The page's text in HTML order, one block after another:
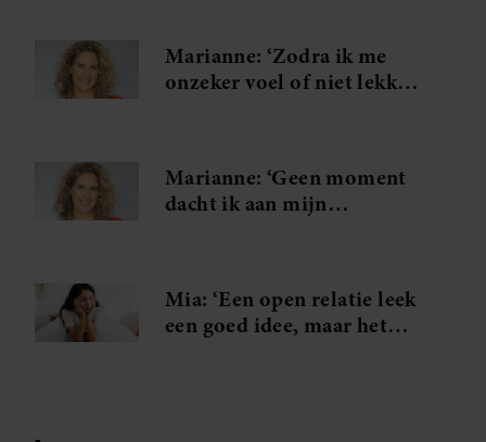
Marianne: ‘Zodra ik me
onzeker voel of niet lekker
Marianne: ‘Geen moment
dacht ik aan mijn
Mia: ‘Een open relatie leek
een goed idee, maar het